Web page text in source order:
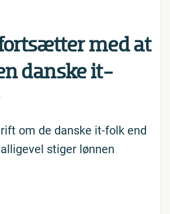
med at
danske it-
om de danske it-folk end
stiger lønnen